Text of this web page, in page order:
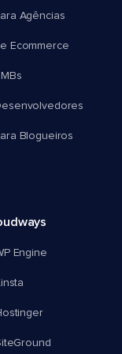
Agências
Ecommerce
Blogueiros
Engine